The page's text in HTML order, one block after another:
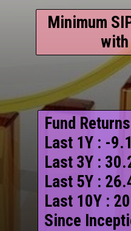
Minimum
Fund Returns
Last 1Y : -
Last 3Y :
Last 5Y :
Last 10Y :
Since